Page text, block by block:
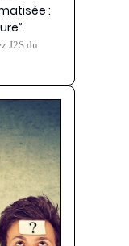
:
J2S du